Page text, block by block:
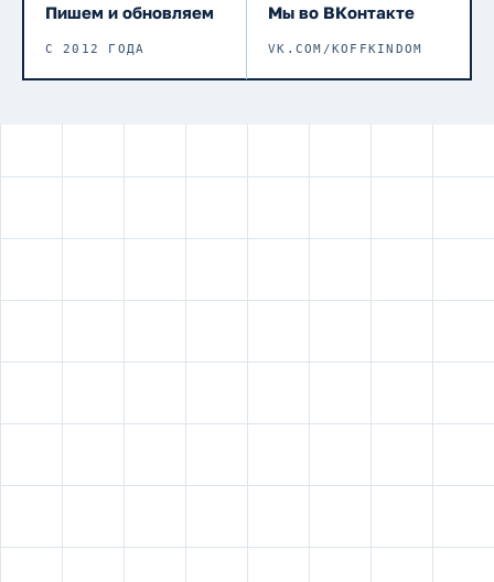
Пишем и обновляем
С 2012 ГОДА
Мы во ВКонтакте
VK.COM/KOFFKINDOM